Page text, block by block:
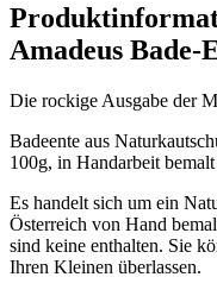
Amadeus Bade-
Die rockige Ausgabe der
Badeente aus
100g, in Handarbeit
Es handelt sich um ein
Österreich von Hand
sind keine enthalten. Sie
Ihren Kleinen überlassen.